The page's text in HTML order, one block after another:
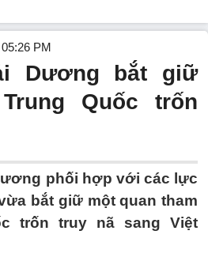
PM
Dương bắt giữ
Quốc trốn
phối hợp với các lực
bắt giữ một quan tham
trốn truy nã sang Việt